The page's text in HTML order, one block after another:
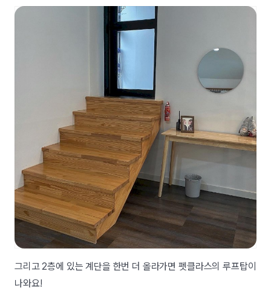
그리고 2층에 있는 계단을 한번 더 올라가면 펫클라스의 루프탑이
나와요!